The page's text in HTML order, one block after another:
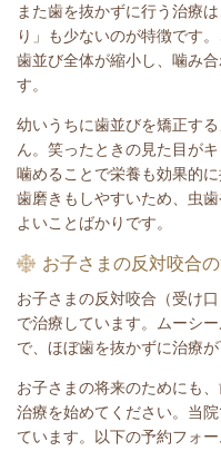
また歯を抜かずに行う治療
り」も少ないのが特徴です
歯並び全体が縮小し、噛み
す。
幼いうちに歯並びを矯正す
ん。笑ったときの見た目が
噛めることで栄養も効果的
歯磨きもしやすいため、虫
よいことばかりです。
お子さまの反対咬合
お子さまの反対咬合（受け
で治療しています。ムーシ
で、ほぼ歯を抜かずに治療が
お子さまの将来のためにも
治療を始めてください。当
ています。以下の予約フォ